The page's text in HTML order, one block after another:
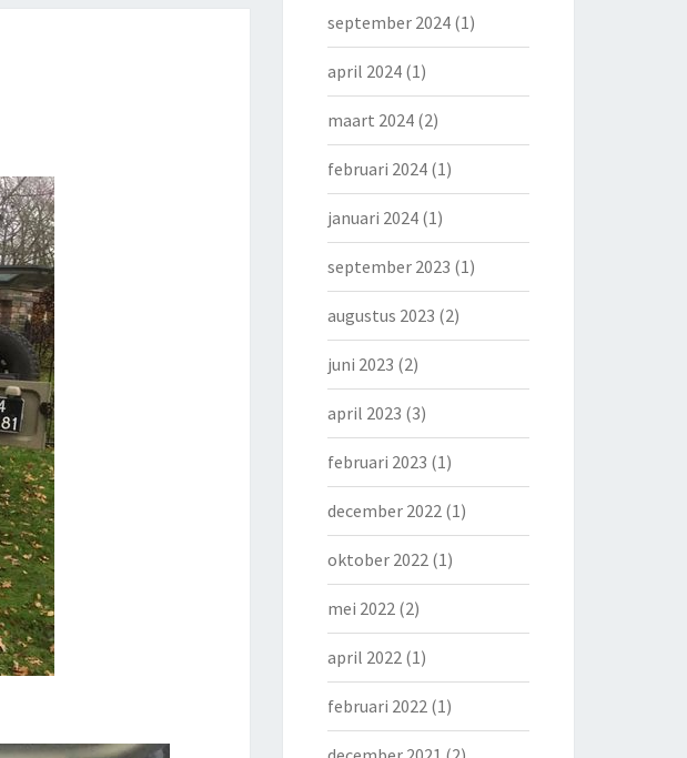
september 2024(1)
april 2024(1)
maart 2024(2)
februari 2024(1)
januari 2024(1)
september 2023 (1)
augustus 2023 (2)
juni 2023 (2)
april 2023 (3)
februari 2023 (1)
december 2022(1)
oktober 2022(1)
mei 2022(2)
april 2022(1)
februari 2022(1)